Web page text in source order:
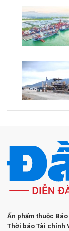
Ấn phẩm thuộc
Thời báo Tài chính